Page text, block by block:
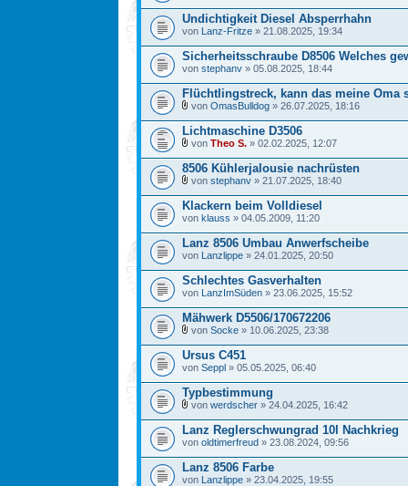
Undichtigkeit Diesel Absperrhahn
von Lanz-Fritze » 21.08.2025, 19:34
Sicherheitsschraube D8506 Welches
von stephanv » 05.08.2025, 18:44
Flüchtlingstreck, kann das meine Oma
von OmasBulldog » 26.07.2025, 18:16
Lichtmaschine D3506
von Theo S. » 02.02.2025, 12:07
8506 Kühlerjalousie nachrüsten
von stephanv » 21.07.2025, 18:40
Klackern beim Volldiesel
von klauss » 04.05.2009, 11:20
Lanz 8506 Umbau Anwerfscheibe
von Lanzlippe » 24.01.2025, 20:50
Schlechtes Gasverhalten
von LanzImSüden » 23.06.2025, 15:52
Mähwerk D5506/170672206
von Socke » 10.06.2025, 23:38
Ursus C451
von Seppl » 05.05.2025, 06:40
Typbestimmung
von werdscher » 24.04.2025, 16:42
Lanz Reglerschwungrad 10l Nachkrieg
von oldtimerfreud » 23.08.2024, 09:56
Lanz 8506 Farbe
von Lanzlippe » 23.04.2025, 19:55